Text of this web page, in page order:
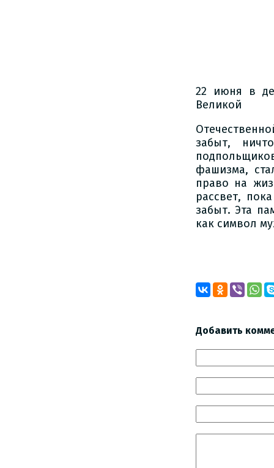
22 июня в
Великой
забыт,
фашизма,
право на
рассвет,
забыт. Эта
как символ
Добавить